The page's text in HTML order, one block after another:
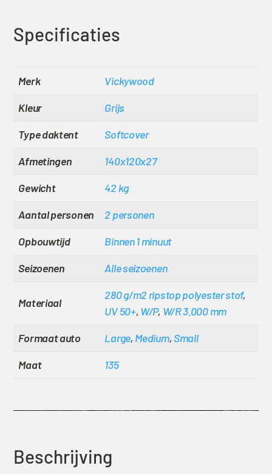
Specificaties
Merk
Vickywood
Kleur
Grijs
Type daktent
Softcover
Afmetingen
140x120x27
Gewicht
42 kg
Aantal personen
2 personen
Opbouwtijd
Binnen 1 minuut
Seizoenen
Alle seizoenen
Materiaal
280 g/m2 ripstop polyester stof,
UV 50+, W/P, W/R 3.000 mm
Formaat auto
Large, Medium, Small
Maat
135
Beschrijving